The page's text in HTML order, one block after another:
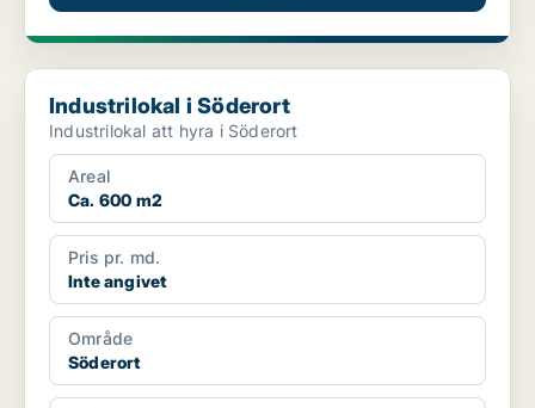
Industrilokal i Söderort
Industrilokal i Söderort
Industrilokal att hyra i Söderort
Areal
Ca. 600 m2
Pris pr. md.
Inte angivet
Område
Söderort